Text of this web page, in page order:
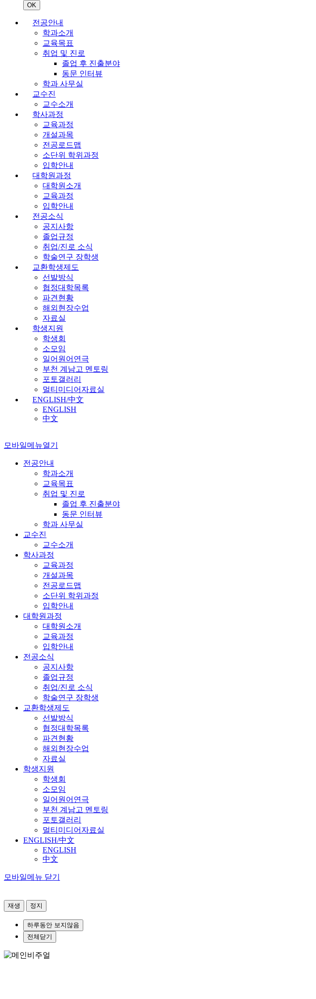
OK
전공안내
학과소개
교육목표
취업 및 진로
졸업 후 진출분야
동문 인터뷰
학과 사무실
교수진
교수소개
학사과정
교육과정
개설과목
전공로드맵
소단위 학위과정
입학안내
대학원과정
대학원소개
교육과정
입학안내
전공소식
공지사항
졸업규정
취업/진로 소식
학술연구 장학생
교환학생제도
선발방식
협정대학목록
파견현황
해외현장수업
자료실
학생지원
학생회
소모임
일어원어연극
부천 계남고 멘토링
포토갤러리
멀티미디어자료실
ENGLISH/中文
ENGLISH
中文
모바일메뉴열기
전공안내
학과소개
교육목표
취업 및 진로
졸업 후 진출분야
동문 인터뷰
학과 사무실
교수진
교수소개
학사과정
교육과정
개설과목
전공로드맵
소단위 학위과정
입학안내
대학원과정
대학원소개
교육과정
입학안내
전공소식
공지사항
졸업규정
취업/진로 소식
학술연구 장학생
교환학생제도
선발방식
협정대학목록
파견현황
해외현장수업
자료실
학생지원
학생회
소모임
일어원어연극
부천 계남고 멘토링
포토갤러리
멀티미디어자료실
ENGLISH/中文
ENGLISH
中文
모바일메뉴 닫기
재생 정지
하루동안 보지않음
전체닫기